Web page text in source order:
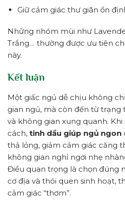
Giữ cảm giác thư giãn ổn
Những nhóm mùi như
Trắng… thường được ưu tiên
này.
Kết luận
Một giấc ngủ dễ chịu không
gian ngủ, mà còn đến từ trạng
và không gian xung quanh.
cách, tinh dầu giúp ngủ ngon
thả lỏng, giảm cảm giác căng
không gian nghỉ ngơi nhẹ
Điều quan trọng là chọn đúng
cơ địa và thói quen sinh hoạt,
cảm giác “thơm”.